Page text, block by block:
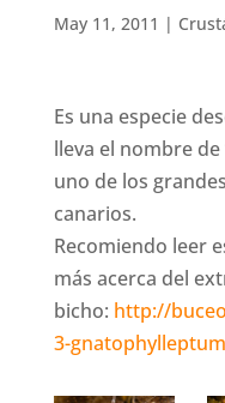
May 11, 2011 |
Es una especie
lleva el nombre
uno de los
canarios.
Recomiendo leer
más acerca del
bicho: http://
3-